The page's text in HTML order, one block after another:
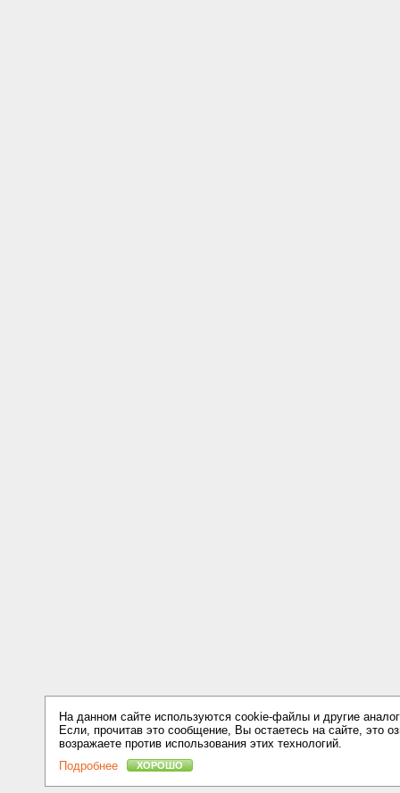
На данном сайте используются cookie-файлы и другие
Если, прочитав это сообщение, Вы остаетесь на сайте, это
возражаете против использования этих технологий.
Подробнее
ХОРОШО